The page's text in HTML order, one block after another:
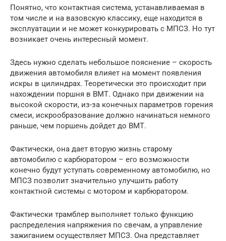
Понятно, что контактная система, устанавливаемая в
том числе и на вазовскую классику, еще находится в
эксплуатации и не может конкурировать с МПСЗ. Но тут
возникает очень интересный момент.
Здесь нужно сделать небольшое пояснение – скорость
движения автомобиля влияет на момент появления
искры в цилиндрах. Теоретически это происходит при
нахождении поршня в ВМТ. Однако при движении на
высокой скорости, из-за конечных параметров горения
смеси, искрообразование должно начинаться немного
раньше, чем поршень дойдет до ВМТ.
Фактически, она дает вторую жизнь старому
автомобилю с карбюратором – его возможности
конечно будут уступать современному автомобилю, но
МПСЗ позволит значительно улучшить работу
контактной системы с мотором и карбюратором.
Фактически трамблер выполняет только функцию
распределения напряжения по свечам, а управление
зажиганием осуществляет МПСЗ. Она представляет